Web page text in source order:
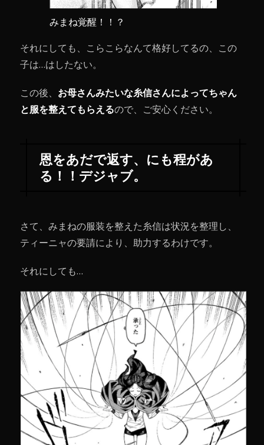
みまね覚醒！！？
それにしても、こらこらなんて格好してるの、この
子は…はしたない。
この後、 お母さんみたいな糸信さんによってちゃん
と服を整えてもらえるので、ご安心ください。
恩をあだで返す、にも程があ
る！！デジャブ。
さて、みまねの服装を整えた糸信は状況を整理し、
ティーニャの要請により、助力するわけです。
それにしても…